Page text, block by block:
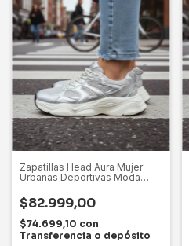
Zapatillas Head Aura Mujer
Urbanas Deportivas Moda
Ar
$82.999,00
$74.699,10 con
Transferencia o depósito